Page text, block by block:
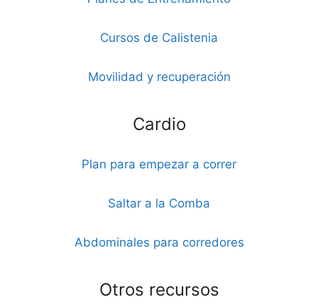
Cursos de Calistenia
Movilidad y recuperación
Cardio
Plan para empezar a correr
Saltar a la Comba
Abdominales para corredores
Otros recursos